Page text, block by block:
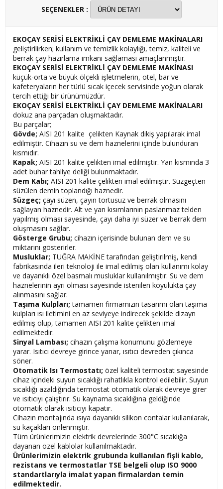
SEÇENEKLER :
EKOÇAY SERİSİ ELEKTRİKLİ ÇAY DEMLEME MAKİNALARI
geliştirilirken; kullanım ve temizlik kolaylığı, temiz, kaliteli ve
berrak çay hazırlama imkanı sağlaması amaçlanmıştır.
EKOÇAY SERİSİ ELEKTRİKLİ ÇAY DEMLEME MAKİNASI
küçük-orta ve büyük ölçekli işletmelerin, otel, bar ve
kafeteryaların her türlü sıcak içecek servisinde yoğun olarak
tercih ettiği bir ürünümüzdür.
EKOÇAY SERİSİ ELEKTRİKLİ ÇAY DEMLEME MAKİNALARI
dokuz ana parçadan oluşmaktadır.
Bu parçalar;
Gövde; AISI 201 kalite çelikten Kaynak dikiş yapılarak imal
edilmiştir. Cihazın su ve dem haznelerini içinde bulunduran
kısmıdır.
Kapak; AISI 201 kalite çelikten imal edilmiştir. Yan kısmında 3
adet buhar tahliye deliği bulunmaktadır.
Dem Kabı; AISI 201 kalite çelikten imal edilmiştir. Süzgeçten
süzülen demin toplandığı haznedir.
Süzgeç; çayı süzen, çayın tortusuz ve berrak olmasını
sağlayan haznedir. Alt ve yan kısımlarının paslanmaz telden
yapılmış olması sayesinde, çayı daha iyi süzer ve berrak dem
oluşmasını sağlar.
Gösterge Grubu; cihazın içerisinde bulunan dem ve su
miktarını gösterirler.
Musluklar; TUĞRA MAKİNE tarafından geliştirilmiş, kendi
fabrikasında ileri teknoloji ile imal edilmiş olan kullanımı kolay
ve dayanıklı özel basmalı musluklar kullanılmıştır. Su ve dem
haznelerinin ayrı olması sayesinde istenilen koyulukta çay
alınmasını sağlar.
Taşıma Kulpları; tamamen firmamızın tasarımı olan taşıma
kulpları ısı iletimini en az seviyeye indirecek şekilde dizayn
edilmiş olup, tamamen AISI 201 kalite çelikten imal
edilmektedir.
Sinyal Lambası; cihazın çalışma konumunu gözlemeye
yarar. Isıtıcı devreye girince yanar, ısıtıcı devreden çıkınca
söner.
Otomatik Isı Termostatı; özel kaliteli termostat sayesinde
cihaz içindeki suyun sıcaklığı rahatlıkla kontrol edilebilir. Suyun
sıcaklığı azaldığında termostat otomatik olarak devreye girer
ve ısıtıcıyı çalıştırır. Su kaynama sıcaklığına geldiğinde
otomatik olarak ısıtıcıyı kapatır.
Cihazın montajında ısıya dayanıklı silikon contalar kullanılarak,
su kaçakları önlenmiştir.
Tüm ürünlerimizin elektrik devrelerinde 300°C sıcaklığa
dayanan özel kablolar kullanılmaktadır.
Ürünlerimizin elektrik grubunda kullanılan fişli kablo,
rezistans ve termostatlar TSE belgeli olup ISO 9000
standartlarıyla imalat yapan firmalardan temin
edilmektedir.